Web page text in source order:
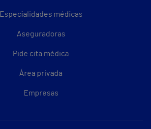
Especialidades médicas
Aseguradoras
Pide cita médica
Área privada
Empresas